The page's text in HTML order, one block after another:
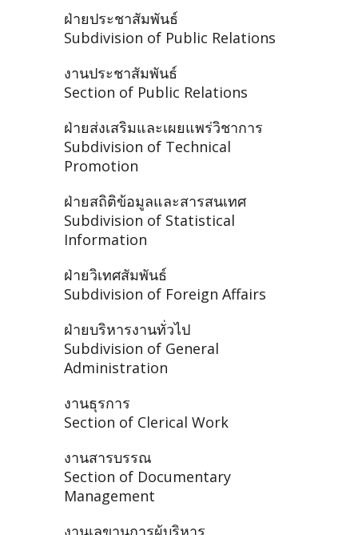
ฝ่ายประชาสัมพันธ์
Subdivision of Public Relations
งานประชาสัมพันธ์
Section of Public Relations
ฝ่ายส่งเสริมและเผยแพร่วิชาการ
Subdivision of Technical
Promotion
ฝ่ายสถิติข้อมูลและสารสนเทศ
Subdivision of Statistical
Information
ฝ่ายวิเทศสัมพันธ์
Subdivision of Foreign Affairs
ฝ่ายบริหารงานทั่วไป
Subdivision of General
Administration
งานธุรการ
Section of Clerical Work
งานสารบรรณ
Section of Documentary
Management